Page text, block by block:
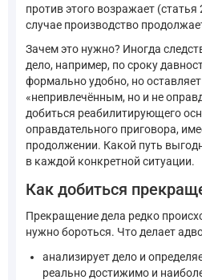
против этого возражает
случае производство
Зачем это нужно? Иногда
дело, например, по сроку
формально удобно, но
«непривлечённым, но и не
добиться реабилитирующего
оправдательного приговора,
продолжении. Какой путь
в каждой конкретной ситуации.
Как добиться
Прекращение дела редко
нужно бороться. Что делает
анализирует дело и
реально достижимо и